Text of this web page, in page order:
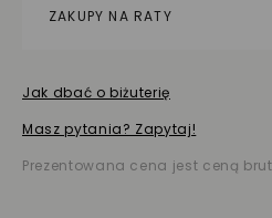
ZAKUPY NA RATY
Jak dbać o biżuterię
Masz pytania? Zapytaj!
Prezentowana cena jest ceną